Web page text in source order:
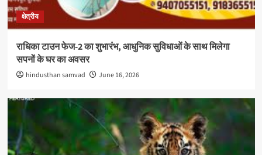
क्षेत्रीय
राधिका टाउन फेज-2 का शुभारंभ, आधुनिक सुविधाओं के साथ मिलेगा
सपनों के घर का अवसर
hindusthan samvad June 16, 2026